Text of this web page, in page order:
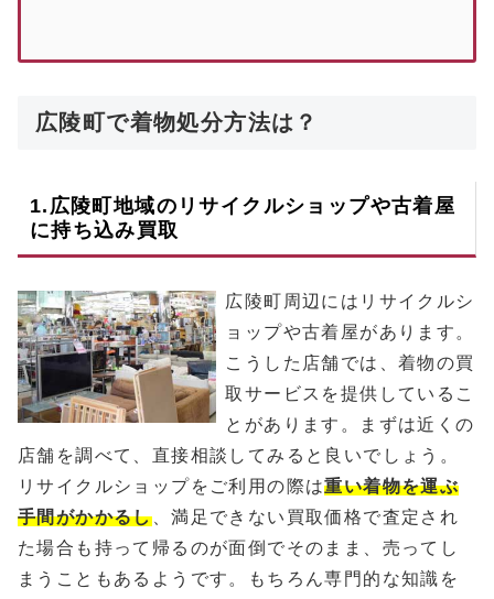
広陵町で着物処分方法は？
1. 広陵町地域のリサイクルショップや古着屋
に持ち込み買取
広陵町周辺にはリサイクルシ
ョップや古着屋があります。
こうした店舗では、着物の買
取サービスを提供しているこ
とがあります。まずは近くの
店舗を調べて、直接相談してみると良いでしょう。
リサイクルショップをご利用の際は重い着物を運ぶ
手間がかかるし、満足できない買取価格で査定され
た場合も持って帰るのが面倒でそのまま、売ってし
まうこともあるようです。もちろん専門的な知識を